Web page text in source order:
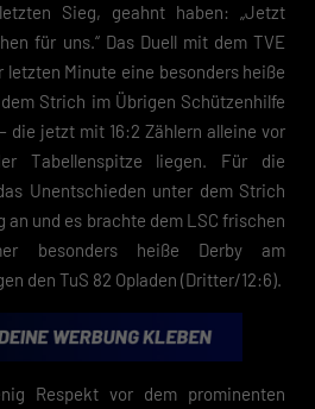
Sieg, geahnt haben: „Jetzt
für uns.“ Das Duell mit dem TVE
letzten Minute eine besonders heiße
Strich im Übrigen Schützenhilfe
die jetzt mit 16:2 Zählern alleine vor
Tabellenspitze liegen. Für die
Unentschieden unter dem Strich
an und es brachte dem LSC frischen
besonders heiße Derby am
den TuS 82 Opladen (Dritter/12:6).
Respekt vor dem prominenten